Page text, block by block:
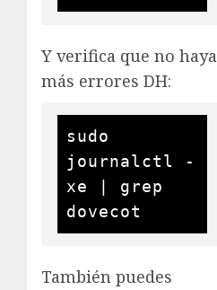
Y verifica que no haya
más errores DH:
sudo
journalctl -
xe | grep
También puedes